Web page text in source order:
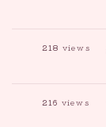
218 views
216 views